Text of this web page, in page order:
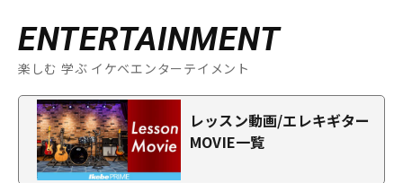
ENTERTAINMENT
楽しむ 学ぶ イケベエンターテイメント
レッスン動画/エレキギター
MOVIE一覧